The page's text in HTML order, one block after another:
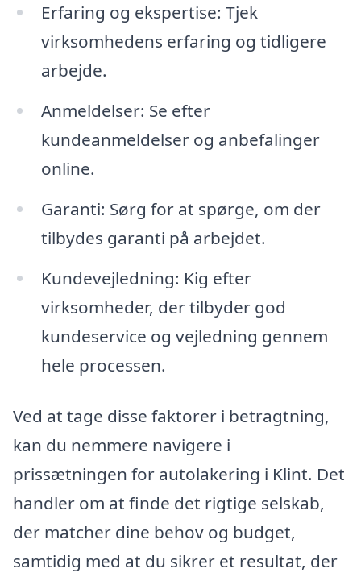
Erfaring og ekspertise: Tjek
virksomhedens erfaring og tidligere
arbejde.
Anmeldelser: Se efter
kundeanmeldelser og anbefalinger
online.
Garanti: Sørg for at spørge, om der
tilbydes garanti på arbejdet.
Kundevejledning: Kig efter
virksomheder, der tilbyder god
kundeservice og vejledning gennem
hele processen.
Ved at tage disse faktorer i betragtning,
kan du nemmere navigere i
prissætningen for autolakering i Klint. Det
handler om at finde det rigtige selskab,
der matcher dine behov og budget,
samtidig med at du sikrer et resultat, der